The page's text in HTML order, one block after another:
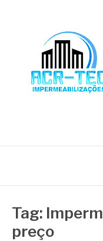
Tag:
preço